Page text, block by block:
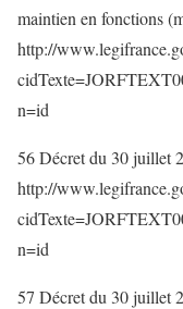
maintien en fonctions
http://
n=id
56 Décret du 30 juillet
http://
n=id
57 Décret du 30 juillet